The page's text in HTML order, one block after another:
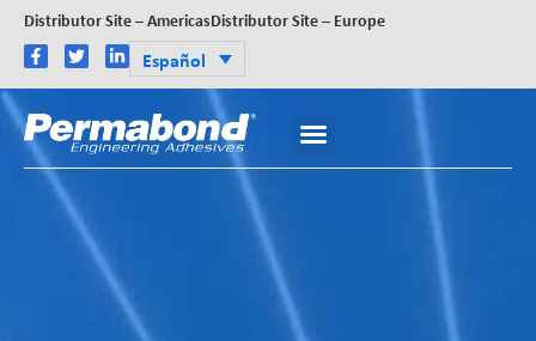
Distributor Site – AmericasDistributor Site – Europe
Español